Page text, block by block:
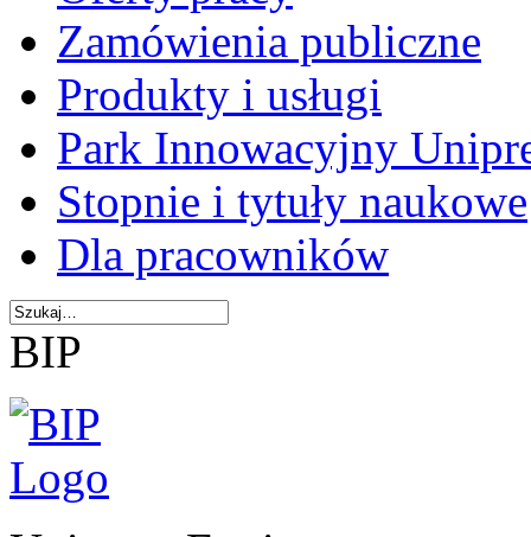
Zamówienia publiczne
Produkty i usługi
Park Innowacyjny
Stopnie i tytuły naukowe
Dla pracowników
BIP